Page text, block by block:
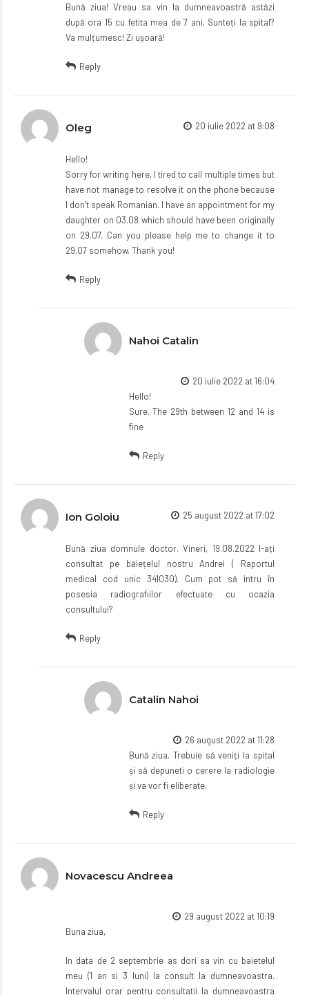
Bună ziua! Vreau sa vin la dumneavoastră astăzi
după ora 15 cu fetita mea de 7 ani. Sunteți la spital?
Va mulțumesc! Zi ușoară!
Reply
Oleg 20 iulie 2022 at 9:08
Hello!
Sorry for writing here, I tired to call multiple times but
have not manage to resolve it on the phone because
I don’t speak Romanian. I have an appointment for my
daughter on 03.08 which should have been originally
on 29.07. Can you please help me to change it to
29.07 somehow. Thank you!
Reply
Nahoi Catalin
20 iulie 2022 at 16:04
Hello!
Sure. The 29th between 12 and 14 is
fine
Reply
Ion Goloiu 25 august 2022 at 17:02
Bună ziua domnule doctor. Vineri, 19.08.2022 l-ați
consultat pe băiețelul nostru Andrei ( Raportul
medical cod unic 341030). Cum pot să intru în
posesia radiografiilor efectuate cu ocazia
consultului?
Reply
Catalin Nahoi
26 august 2022 at 11:28
Bună ziua. Trebuie să veniți la spital
și să depuneti o cerere la radiologie
și va vor fi eliberate.
Reply
Novacescu Andreea
29 august 2022 at 10:19
Buna ziua,
In data de 2 septembrie as dori sa vin cu baietelul
meu (1 an si 3 luni) la consult la dumneavoastra.
Intervalul orar pentru consultatii la dumneavoastra